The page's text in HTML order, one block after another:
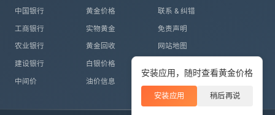
安装应用，随时查看黄金价格
安装应用 稍后再说
中国银行
工商银行
农业银行
建设银行
中间价
黄金价格
实物黄金
黄金回收
白银价格
油价信息
联系 & 纠错
免责声明
网站地图